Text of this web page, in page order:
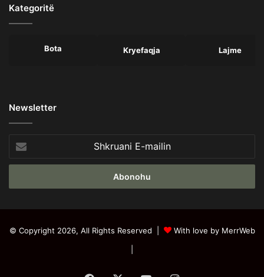
Kategoritë
Bota Kryefaqja Lajme
Newsletter
E-
mailin
© Copyright 2026, All Rights Reserved |
With love by MerrWeb